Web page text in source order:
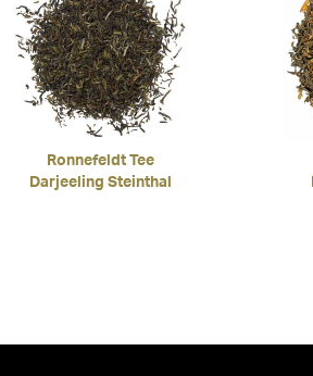
Ronnefeldt Tee
Darjeeling Steinthal